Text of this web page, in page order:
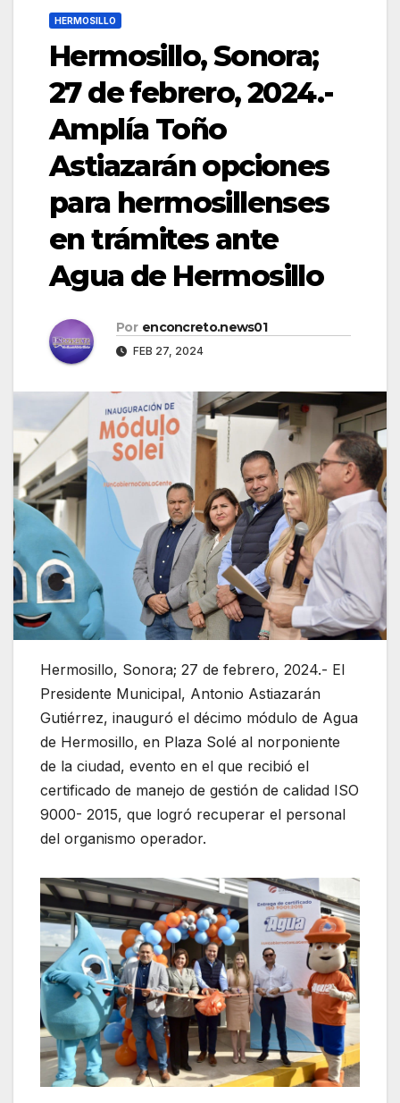
HERMOSILLO
Hermosillo, Sonora;
27 de febrero, 2024.-
Amplía Toño
Astiazarán opciones
para hermosillenses
en trámites ante
Agua de Hermosillo
Por enconcreto.news01
FEB 27, 2024
Hermosillo, Sonora; 27 de febrero, 2024.- El
Presidente Municipal, Antonio Astiazarán
Gutiérrez, inauguró el décimo módulo de Agua
de Hermosillo, en Plaza Solé al norponiente
de la ciudad, evento en el que recibió el
certificado de manejo de gestión de calidad ISO
9000- 2015, que logró recuperar el personal
del organismo operador.